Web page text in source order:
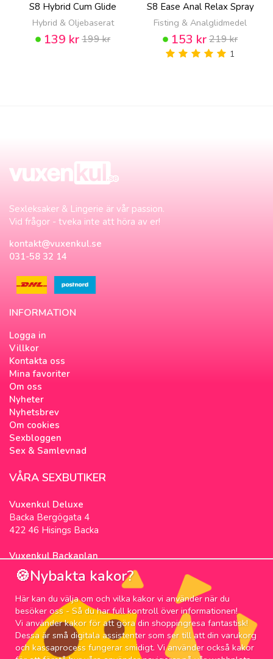
S8 Hybrid Cum Glide
Hybrid & Oljebaserat
139 kr199 kr
S8 Ease Anal Relax Spray
Fisting & Analglidmedel
153 kr219 kr
1
Sexleksaker & Lingerie är vår passion.
Vid frågor - tveka inte att höra av er!
kontakt@vuxenkul.se
031-58 32 14
INFORMATION
Logga in
Villkor
Kontakta oss
Mina favoriter
Om oss
Nyheter
Nyhetsbrev
Om cookies
Sexbloggen
Sex & Samlevnad
VÅRA SEXBUTIKER
Vuxenkul Deluxe
Backa Bergögata 4
422 46 Hisings Backa
Vuxenkul Backaplan
Färgfabriksgatan 3
417 05 Göteborg
NYHETSBREV
Prenumerera på nyhetsbrevet för våra bästa
erbjudanden och nyheter!
🍪Nybakta kakor?
Här kan du välja om och vilka kakor vi använder när du
besöker oss - Så du har full kontroll över informationen!
Vi använder kakor för att göra din shoppingresa fantastisk!
Dessa är små digitala assistenter som ser till att din varukorg
och kassaprocess fungerar smidigt. Vi använder också kakor